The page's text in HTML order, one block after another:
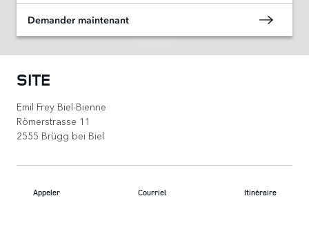
Demander maintenant
SITE
Emil Frey Biel-Bienne
Römerstrasse 11
2555 Brügg bei Biel
Appeler Courriel Itinéraire